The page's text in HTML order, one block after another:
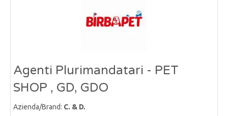
Agenti Plurimandatari - PET
SHOP , GD, GDO
Azienda/Brand: C. & D.